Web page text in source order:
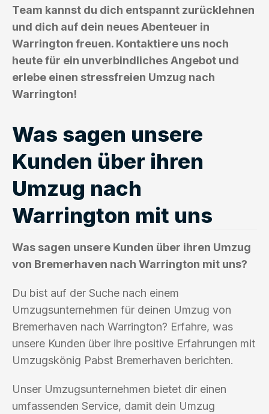
Team kannst du dich entspannt zurücklehnen
und dich auf dein neues Abenteuer in
Warrington freuen. Kontaktiere uns noch
heute für ein unverbindliches Angebot und
erlebe einen stressfreien Umzug nach
Warrington!
Was sagen unsere
Kunden über ihren
Umzug nach
Warrington mit uns
Was sagen unsere Kunden über ihren Umzug
von Bremerhaven nach Warrington mit uns?
Du bist auf der Suche nach einem
Umzugsunternehmen für deinen Umzug von
Bremerhaven nach Warrington? Erfahre, was
unsere Kunden über ihre positive Erfahrungen mit
Umzugskönig Pabst Bremerhaven berichten.
Unser Umzugsunternehmen bietet dir einen
umfassenden Service, damit dein Umzug